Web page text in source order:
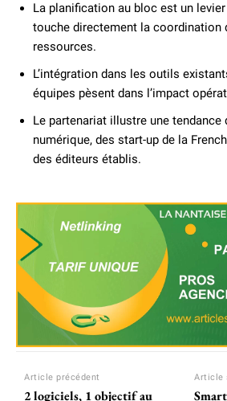
La planification au bloc est un
touche directement la coordination
ressources.
L’intégration dans les outils
équipes pèsent dans l’impact
Le partenariat illustre une tendance
numérique, des start-up de la
des éditeurs établis.
Article précédent
2 logiciels, 1 objectif au
Article